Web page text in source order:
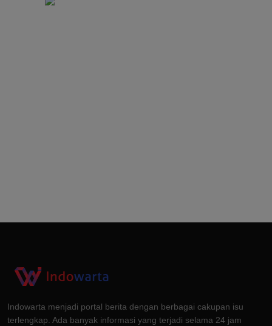
Indowarta menjadi portal berita dengan berbagai cakupan isu
terlengkap. Ada banyak informasi yang terjadi selama 24 jam